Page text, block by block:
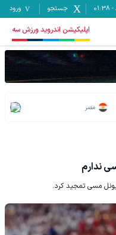
-
01:38 جستجو ورود
اپلیکیشن اندروید ورزش سه
مصر
ندارم
مسی تمجید کرد.